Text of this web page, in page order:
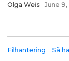
Olga Weis June
Filhantering Så